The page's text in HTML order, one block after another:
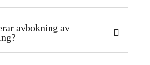
avbokning av